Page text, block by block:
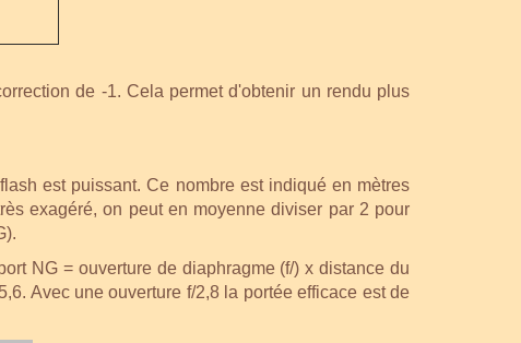
de -1. Cela permet d'obtenir un rendu plus
est puissant. Ce nombre est indiqué en mètres
exagéré, on peut en moyenne diviser par 2 pour
NG = ouverture de diaphragme (f/) x distance du
Avec une ouverture f/2,8 la portée efficace est de